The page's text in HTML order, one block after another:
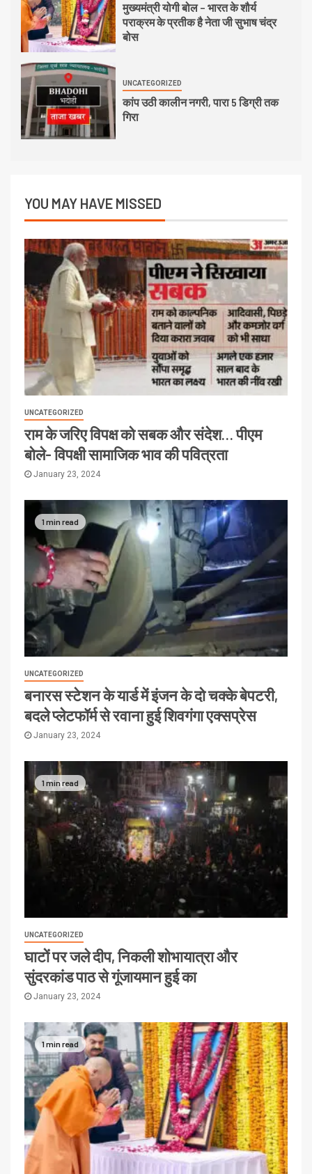
मुख्यमंत्री योगी बोल – भारत के शौर्य
पराक्रम के प्रतीक है नेता जी सुभाष चंद्र
बोस
UNCATEGORIZED
कांप उठी कालीन नगरी, पारा 5 डिग्री तक
गिरा
YOU MAY HAVE MISSED
UNCATEGORIZED
राम के जरिए विपक्ष को सबक और संदेश… पीएम
बोले- विपक्षी सामाजिक भाव की पवित्रता
January 23, 2024
1 min read
UNCATEGORIZED
बनारस स्टेशन के यार्ड में इंजन के दो चक्के बेपटरी,
बदले प्लेटफॉर्म से रवाना हुई शिवगंगा एक्सप्रेस
January 23, 2024
1 min read
UNCATEGORIZED
घाटों पर जले दीप, निकली शोभायात्रा और
सुंदरकांड पाठ से गूंजायमान हुई का
January 23, 2024
1 min read